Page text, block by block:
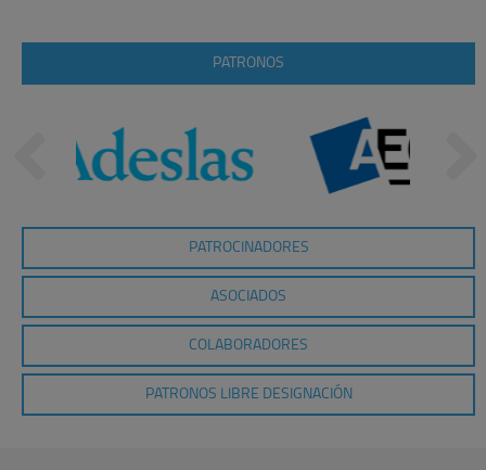
PATRONOS
PATROCINADORES
ASOCIADOS
COLABORADORES
PATRONOS LIBRE DESIGNACIÓN